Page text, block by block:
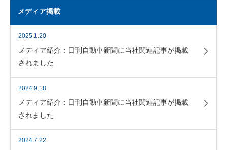
メディア掲載
2025.1.20
メディア紹介：日刊自動車新聞に当社関連記事が掲載
されました
2024.9.18
メディア紹介：日刊自動車新聞に当社関連記事が掲載
されました
2024.7.22